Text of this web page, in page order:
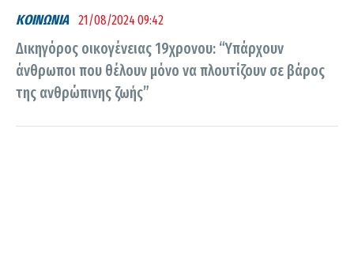
ΚΟΙΝΩΝΙΑ 21/08/2024 09:42
Δικηγόρος οικογένειας 19χρονου: “Υπάρχουν
άνθρωποι που θέλουν μόνο να πλουτίζουν σε βάρος
της ανθρώπινης ζωής”